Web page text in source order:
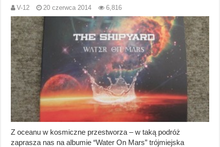
V-12 20 czerwca 2014 6,816
Z oceanu w kosmiczne przestworza – w taką podróż
zaprasza nas na albumie “Water On Mars” trójmiejska